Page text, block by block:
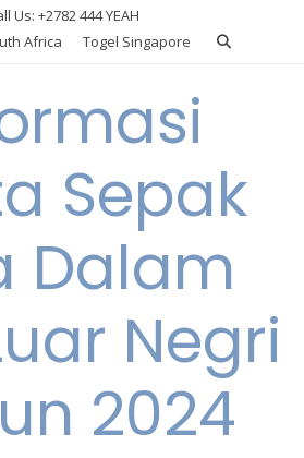
Us: +2782 444 YEAH
Africa
Togel Singapore
Sepak
Dalam
Negri
2024